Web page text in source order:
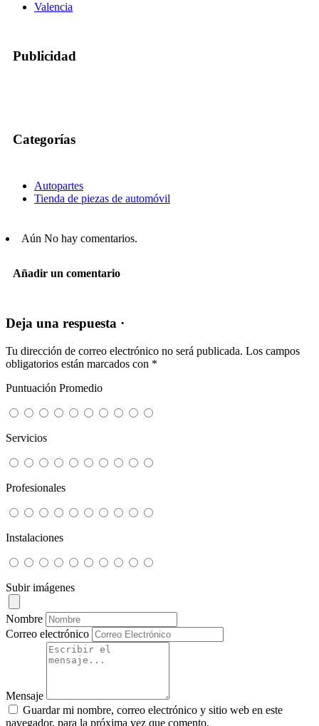
Valencia
Publicidad
Categorías
Autopartes
Tienda de piezas de automóvil
Aún No hay comentarios.
Añadir un comentario
Deja una respuesta ·
Tu dirección de correo electrónico no será publicada. Los campos
obligatorios están marcados con *
Puntuación Promedio
Servicios
Profesionales
Instalaciones
Subir imágenes
Nombre
Correo electrónico
Mensaje
Guardar mi nombre, correo electrónico y sitio web en este
navegador, para la próxima vez que comento.